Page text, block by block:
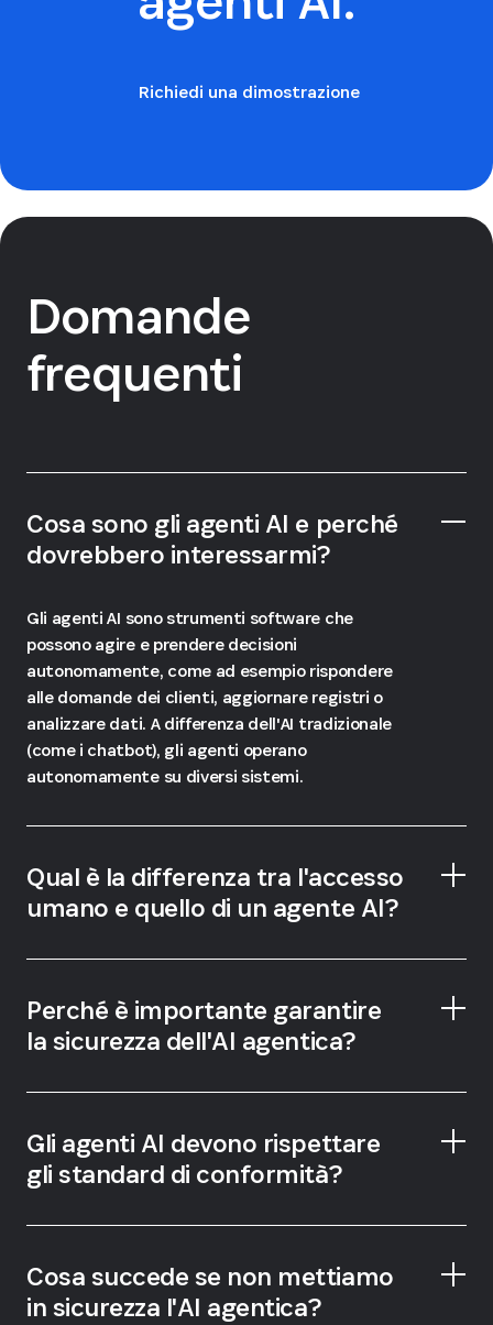
Richiedi una dimostrazione
Domande
frequenti
Cosa sono gli agenti AI e perché
dovrebbero interessarmi?
Gli agenti AI sono strumenti software che
possono agire e prendere decisioni
autonomamente, come ad esempio rispondere
alle domande dei clienti, aggiornare registri o
analizzare dati. A differenza dell'AI tradizionale
(come i chatbot), gli agenti operano
autonomamente su diversi sistemi.
Qual è la differenza tra l'accesso
umano e quello di un agente AI?
Perché è importante garantire
la sicurezza dell'AI agentica?
Gli agenti AI devono rispettare
gli standard di conformità?
Cosa succede se non mettiamo
in sicurezza l'AI agentica?